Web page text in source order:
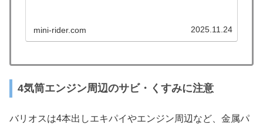
mini-rider.com 2025.11.24
4気筒エンジン周辺のサビ・くすみに注意
バリオスは4本出しエキパイやエンジン周辺など、金属パ